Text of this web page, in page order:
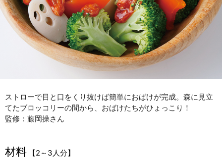
ストローで目と口をくり抜けば簡単におばけが完成。森に見立
てたブロッコリーの間から、おばけたちがひょっこり！
監修：藤岡操さん
材料
【2～3人分】